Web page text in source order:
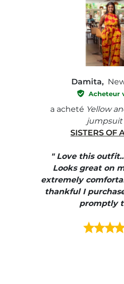
Damita,
Acheteur
a acheté Yellow
jumpsuit
SISTERS OF
" Love this
Looks great on
extremely
thankful I
promptly